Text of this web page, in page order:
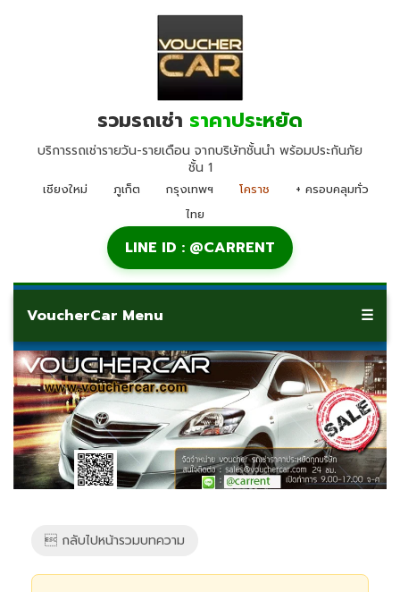
รวมรถเช่า ราคาประหยัด
บริการรถเช่ารายวัน-รายเดือน จากบริษัทชั้นนำ พร้อมประกันภัย
ชั้น 1
เชียงใหม่ ภูเก็ต กรุงเทพฯ โคราช
+ ครอบคลุมทั่ว
ไทย
LINE ID : @CARRENT
VoucherCar Menu ☰
 กลับไปหน้ารวมบทความ